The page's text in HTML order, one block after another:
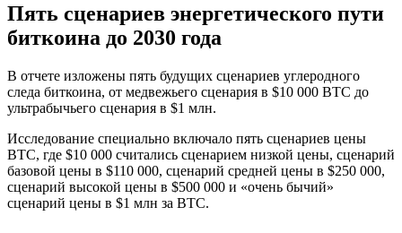
Пять сценариев энергетического пути
биткоина до 2030 года
В отчете изложены пять будущих сценариев углеродного
следа биткоина, от медвежьего сценария в $10 000 BTC до
ультрабычьего сценария в $1 млн.
Исследование специально включало пять сценариев цены
BTC, где $10 000 считались сценарием низкой цены, сценарий
базовой цены в $110 000, сценарий средней цены в $250 000,
сценарий высокой цены в $500 000 и «очень бычий»
сценарий цены в $1 млн за BTC.